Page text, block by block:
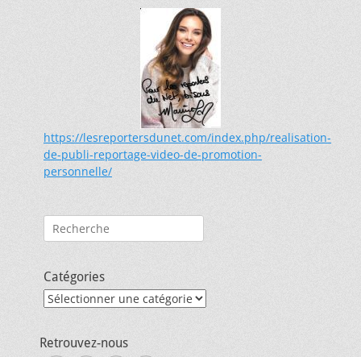
https://lesreportersdunet.com/index.php/realisation-
de-publi-reportage-video-de-promotion-
personnelle/
Rechercher :
Catégories
Catégories
Retrouvez-nous